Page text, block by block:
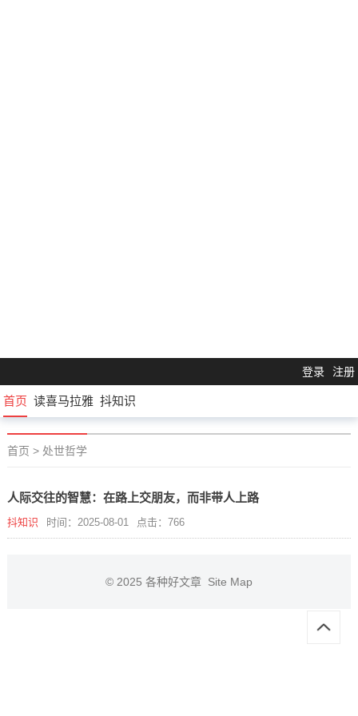
登录 注册
首页 读喜马拉雅 抖知识
首页 > 处世哲学
人际交往的智慧：在路上交朋友，而非带人上路
抖知识 时间：2025-08-01 点击：766
© 2025 各种好文章 Site Map